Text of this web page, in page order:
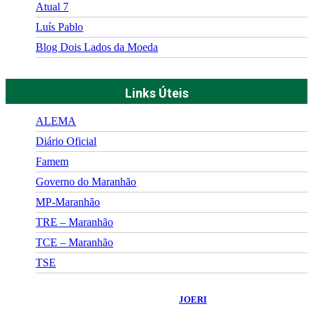
Atual 7
Luís Pablo
Blog Dois Lados da Moeda
Links Úteis
ALEMA
Diário Oficial
Famem
Governo do Maranhão
MP-Maranhão
TRE – Maranhão
TCE – Maranhão
TSE
JOERI